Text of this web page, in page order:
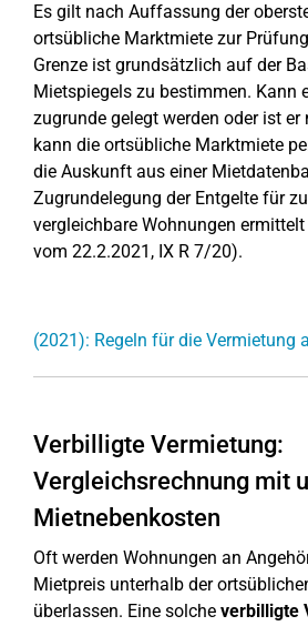
Es gilt nach Auffassung der
ortsübliche Marktmiete zur
Grenze ist grundsätzlich auf der
Mietspiegels zu bestimmen. Kann
zugrunde gelegt werden oder ist er
kann die ortsübliche Marktmiete
die Auskunft aus einer
Zugrundelegung der Entgelte für
vergleichbare Wohnungen ermittelt
vom 22.2.2021, IX R 7/20).
(2021): Regeln für die Vermietung
Verbilligte Vermietung:
Vergleichsrechnung mit
Mietnebenkosten
Oft werden Wohnungen an
Mietpreis unterhalb der
überlassen. Eine solche verbilligte